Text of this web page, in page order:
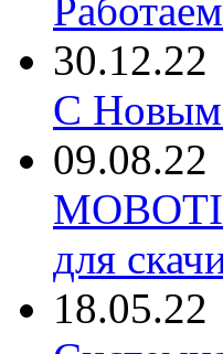
30.12.22
С Новым
09.08.22
для
18.05.22